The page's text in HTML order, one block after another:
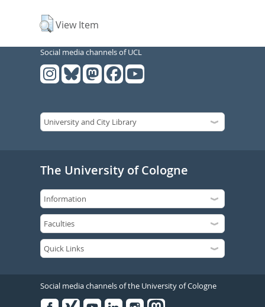
View Item
Social media channels of UCL
The University of Cologne
Social media channels of the University of Cologne